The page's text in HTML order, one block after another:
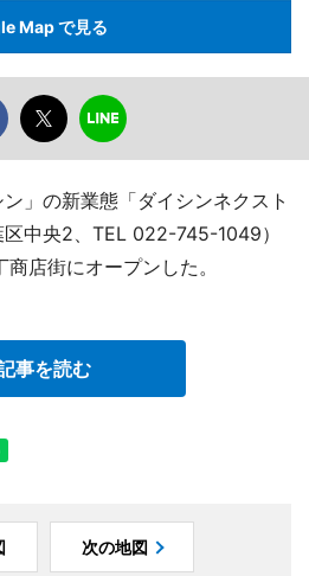
Map で見る
」の新業態「ダイシンネクスト
中央2、TEL 022-745-1049）
店街にオープンした。
事を読む
次の地図